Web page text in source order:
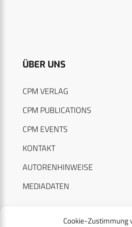
Cookie-Zustimmung
ÜBER UNS
CPM VERLAG
CPM PUBLICATIONS
CPM EVENTS
KONTAKT
AUTORENHINWEISE
MEDIADATEN